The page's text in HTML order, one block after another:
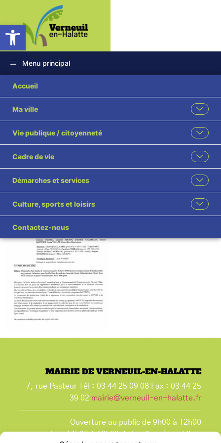
Ouvrir la barre d’outils
Menu principal
Accueil
Ma ville
Vie publique / citoyenneté
Cadre de vie
Démarches et services
Culture, sports et loisirs
Contactez-nous
2026 62 Demande
d’un fonds de
concours auprès de
la CCPOH visé
MAIRIE DE VERNEUIL-EN-HALATTE
7, rue Pasteur Tél : 03 44 25 09 08 Fax : 03 44 25
39 02 mairie@verneuil-en-halatte.fr
Ouverture au public de 9h00 à 12h00
et de 14h00 à 18h00 du lundi après-midi au